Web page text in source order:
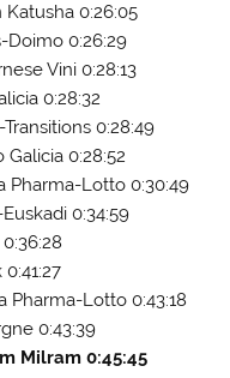
Katusha 0:26:05
Doimo 0:26:29
Vini 0:28:13
0:28:32
0:28:49
Galicia 0:28:52
Pharma-Lotto 0:30:49
0:34:59
Pharma-Lotto 0:43:18
0:43:39
Milram 0:45:45